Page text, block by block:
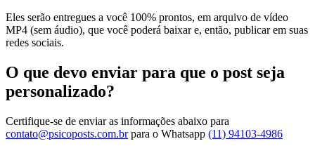
Eles serão entregues a você 100% prontos, em arquivo de vídeo
MP4 (sem áudio), que você poderá baixar e, então, publicar em suas
redes sociais.
O que devo enviar para que o post seja
personalizado?
Certifique-se de enviar as informações abaixo para
contato@psicoposts.com.brpara o Whatsapp (11) 94103-4986